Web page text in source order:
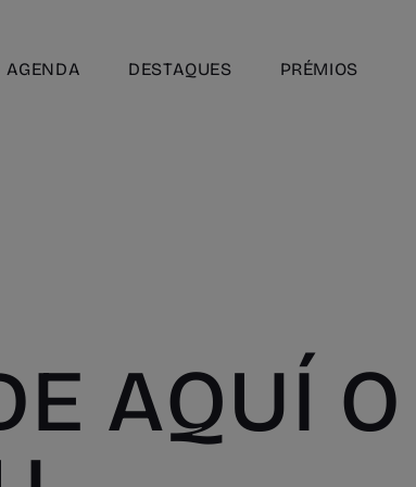
AGENDA DESTAQUES PRÉMIOS
AQUÍ O